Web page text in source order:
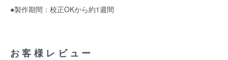
●製作期間：校正OKから約1週間
お客様レビュー